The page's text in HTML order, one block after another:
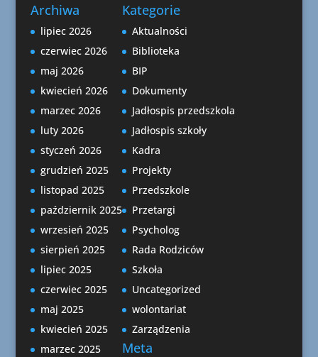
Archiwa
lipiec 2026
czerwiec 2026
maj 2026
kwiecień 2026
marzec 2026
luty 2026
styczeń 2026
grudzień 2025
listopad 2025
październik 2025
wrzesień 2025
sierpień 2025
lipiec 2025
czerwiec 2025
maj 2025
kwiecień 2025
marzec 2025
Kategorie
Aktualności
Biblioteka
BIP
Dokumenty
Jadłospis przedszkola
Jadłospis szkoły
Kadra
Projekty
Przedszkole
Przetargi
Psycholog
Rada Rodziców
Szkoła
Uncategorized
wolontariat
Zarządzenia
Meta